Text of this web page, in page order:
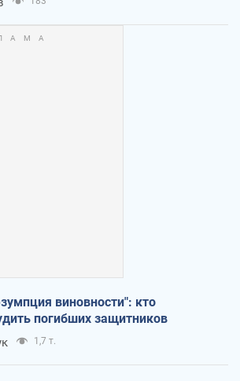
виновности": кто
погибших защитников
1,7 т.